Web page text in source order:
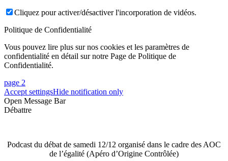
Cliquez pour activer/désactiver l'incorporation de vidéos.
Politique de Confidentialité
Vous pouvez lire plus sur nos cookies et les paramètres de
confidentialité en détail sur notre Page de Politique de
Confidentialité.
page 2
Accept settingsHide notification only
Open Message Bar
Débattre
Podcast du débat de samedi 12/12 organisé dans le cadre des AOC
de l’égalité (Apéro d’Origine Contrôlée)